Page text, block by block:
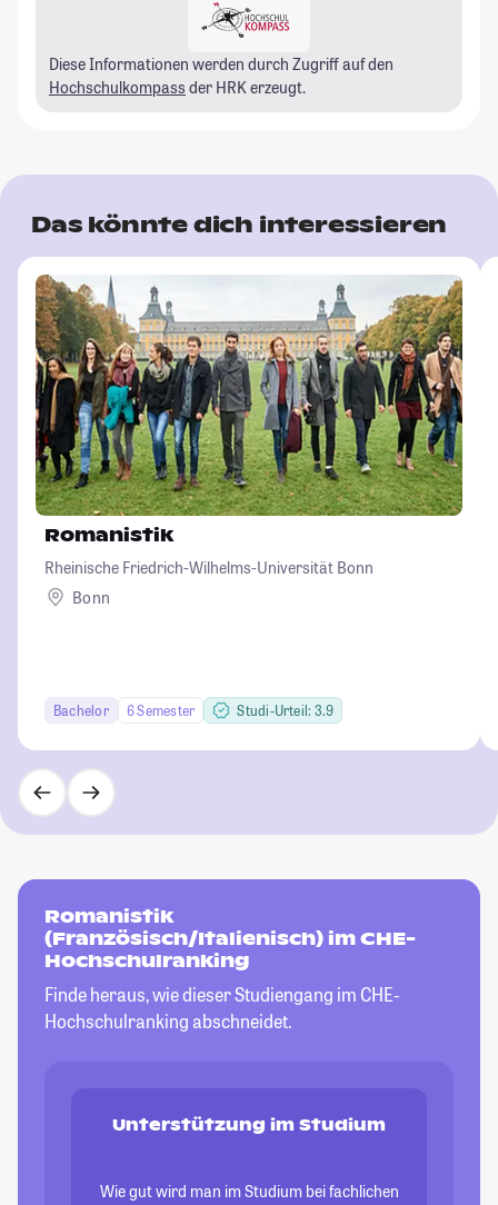
Diese Informationen werden durch Zugriff auf den
Hochschulkompass der HRK erzeugt.
Das könnte dich interessieren
Romanistik
Rheinische Friedrich-Wilhelms-Universität Bonn
Bonn
Bachelor 6 Semester Studi-Urteil: 3.9
Romanistik
(Französisch/Italienisch) im CHE-
Hochschulranking
Finde heraus, wie dieser Studiengang im CHE-
Hochschulranking abschneidet.
Unterstützung im Studium
Wie gut wird man im Studium bei fachlichen